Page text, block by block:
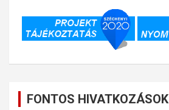
FONTOS HIVATKOZÁSOK